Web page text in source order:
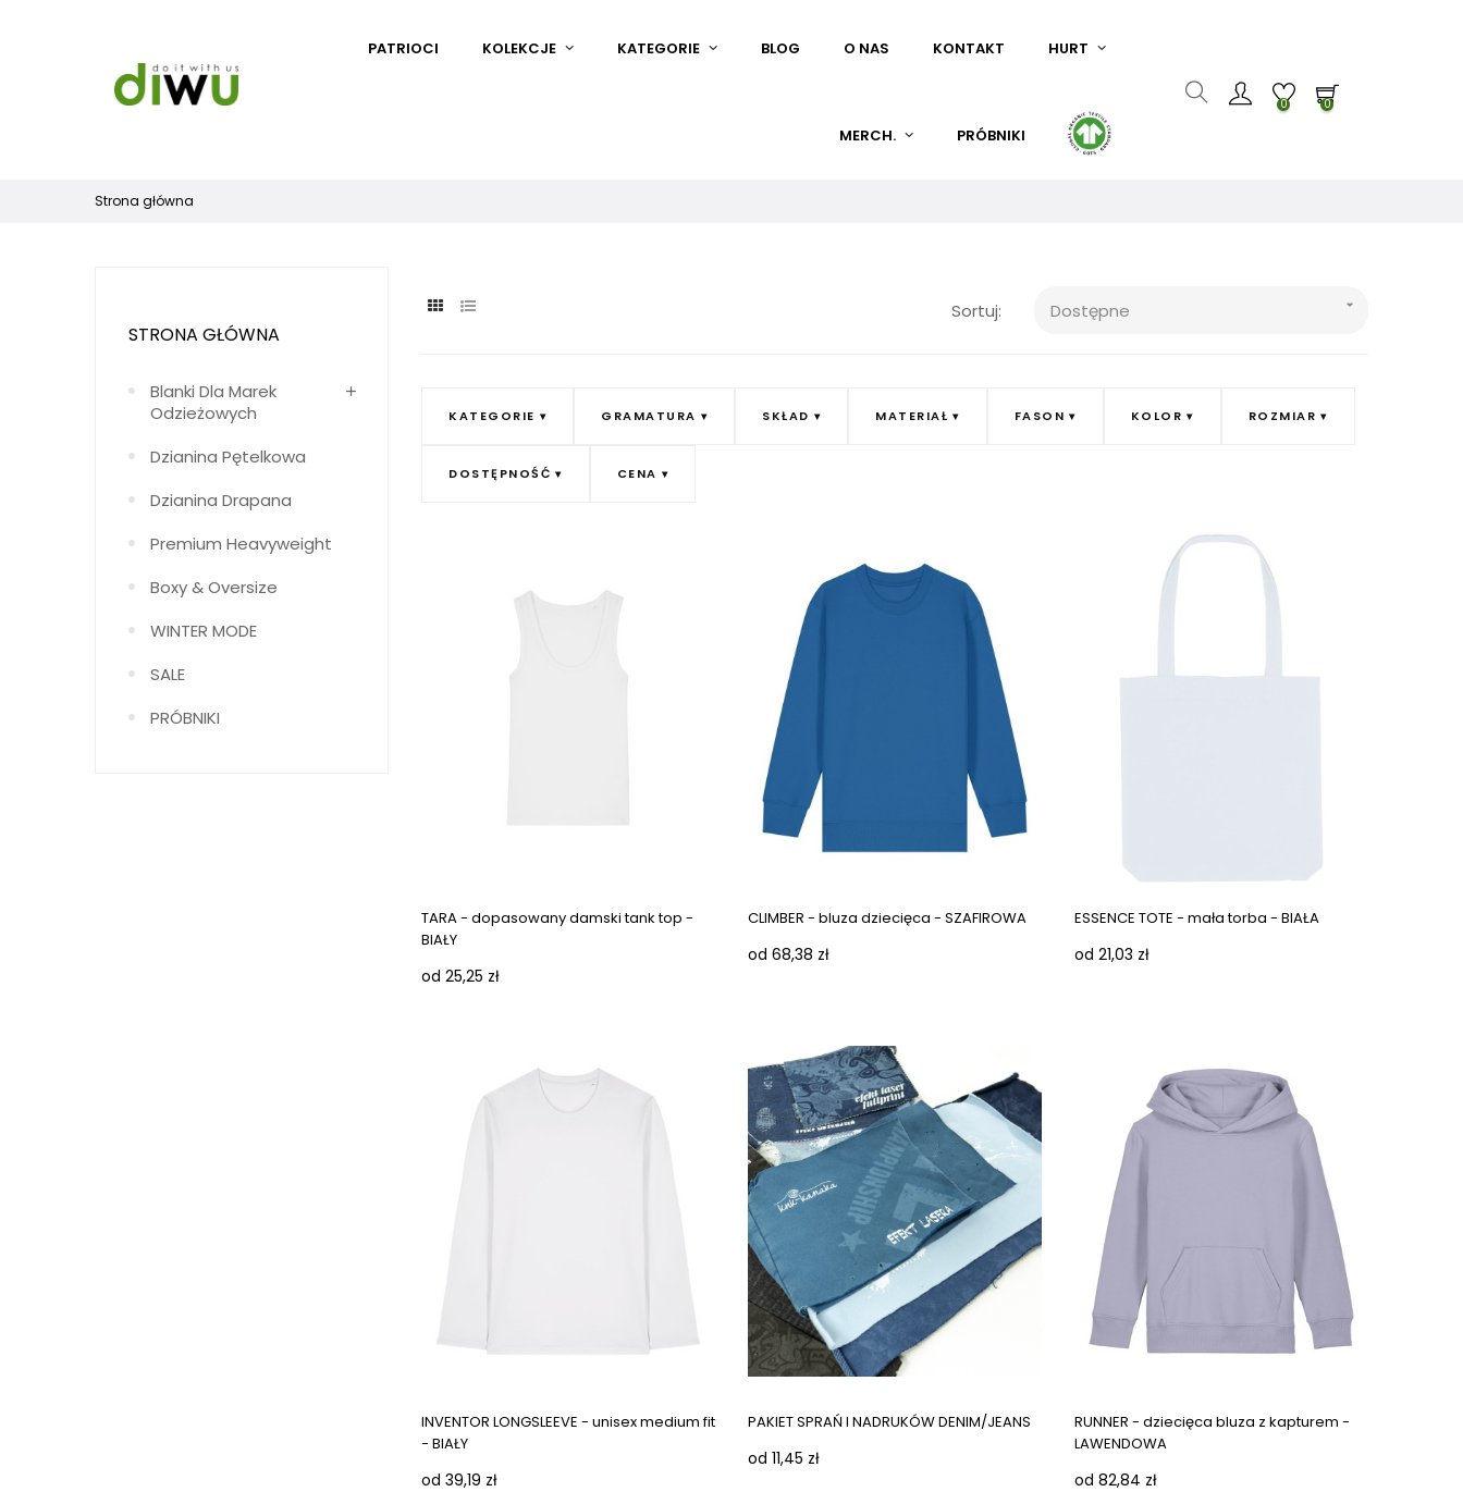
PATRIOCI KOLEKCJE KATEGORIE BLOG O NAS KONTAKT HURT
MERCH. PRÓBNIKI
0 0
Strona główna
STRONA GŁÓWNA
Blanki Dla Marek
Odzieżowych
Dzianina Pętelkowa
Dzianina Drapana
Premium Heavyweight
Boxy & Oversize
WINTER MODE
SALE
PRÓBNIKI
Sortuj: Dostępne 
KATEGORIE GRAMATURA SKŁAD MATERIAŁ FASON KOLOR ROZMIAR
DOSTĘPNOŚĆ CENA
TARA - dopasowany damski tank top -
BIAŁY
od 25,25 zł
CLIMBER - bluza dziecięca - SZAFIROWA
od 68,38 zł
ESSENCE TOTE - mała torba - BIAŁA
od 21,03 zł
INVENTOR LONGSLEEVE - unisex medium fit
- BIAŁY
od 39,19 zł
PAKIET SPRAŃ I NADRUKÓW DENIM/JEANS
od 11,45 zł
RUNNER - dziecięca bluza z kapturem -
LAWENDOWA
od 82,84 zł